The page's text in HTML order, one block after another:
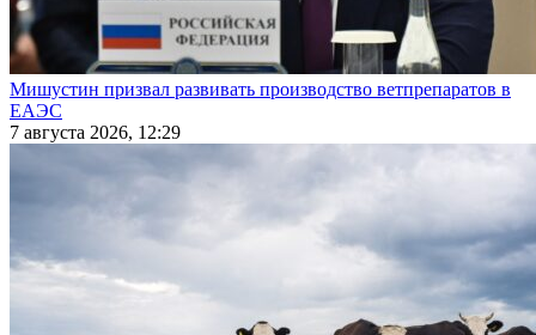
Мишустин призвал развивать производство ветпрепаратов в
ЕАЭС
7 августа 2026, 12:29